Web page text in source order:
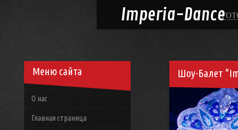
Imperia-Dance
Шоу-Балет
Меню сайта
О нас
Главная страница